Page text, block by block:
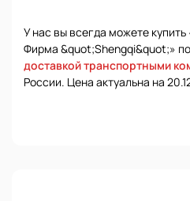
У нас вы всегда можете
Фирма &quot;Shengqi&quot;»
доставкой транспортными
России. Цена актуальна на